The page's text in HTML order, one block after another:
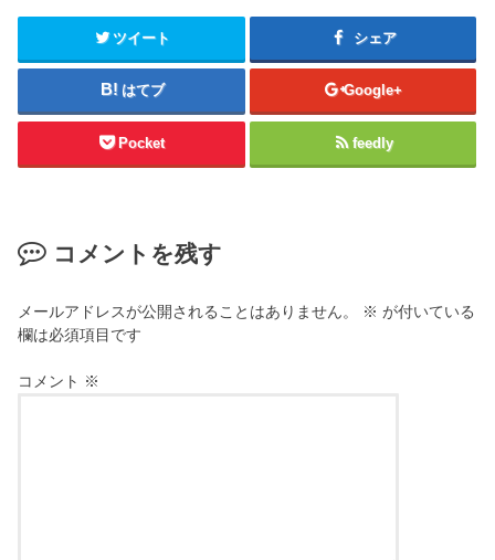
ツイート シェア
はてブ Google+
Pocket feedly
コメントを残す
メールアドレスが公開されることはありません。 ※ が付いている
欄は必須項目です
コメント ※